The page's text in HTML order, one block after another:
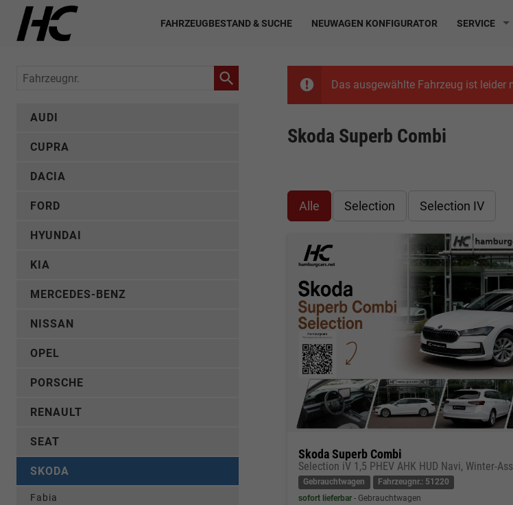
FAHRZEUGBESTAND & SUCHE NEUWAGEN KONFIGURATOR SERVICE
Das ausgewählte Fahrzeug ist leider
Skoda Superb Combi
Alle Selection Selection IV
Skoda Superb Combi
Gebrauchtwagen
Fahrzeugnr.: 51220
sofort lieferbar
Gebrauchtwagen
Fahrzeugnr.
AUDI
CUPRA
DACIA
FORD
HYUNDAI
KIA
MERCEDES-BENZ
NISSAN
OPEL
PORSCHE
RENAULT
SEAT
SKODA
Fabia